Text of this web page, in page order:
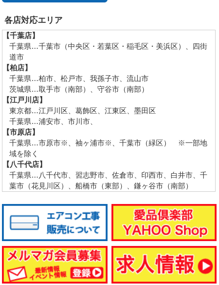
各店対応エリア
【千葉店】
千葉県…千葉市（中央区・若葉区・稲毛区・美浜区）、四街
道市
【柏店】
千葉県…柏市、松戸市、我孫子市、流山市
茨城県…取手市（南部）、守谷市（南部）
【江戸川店】
東京都…江戸川区、葛飾区、江東区、墨田区
千葉県…浦安市、市川市、
【市原店】
千葉県…市原市※、袖ヶ浦市※、千葉市（緑区） ※一部地
域を除く
【八千代店】
千葉県…八千代市、習志野市、佐倉市、印西市、白井市、千
葉市（花見川区）、船橋市（東部）、鎌ヶ谷市（南部）